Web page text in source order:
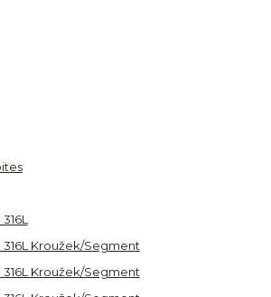
Kroužek/Segment
Kroužek/Segment